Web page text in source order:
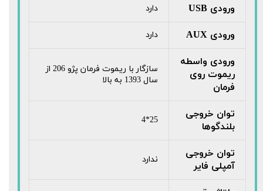
ورودی USB دارد
ورودی AUX دارد
ورودی واسطه
ریموت روی
فرمان
سازگار با ریموت فرمان پژو 206 از
سال 1393 به بالا
توان خروجی
بلندگوها
25*4
توان خروجی
آمپلی فایر
ندارد